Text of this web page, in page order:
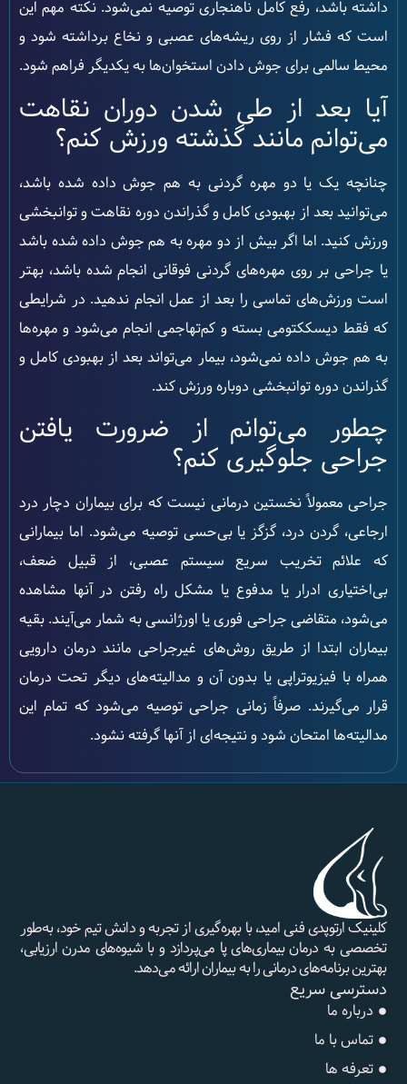
داشته باشد، رفع کامل ناهنجاری توصیه نمی‌شود. نکته مهم این
است که فشار از روی ریشه‌های عصبی و نخاع برداشته شود و
محیط سالمی برای جوش دادن استخوان‌ها به یکدیگر فراهم شود.
آیا بعد از طی شدن دوران نقاهت
می‌توانم مانند گذشته ورزش کنم؟
چنانچه یک یا دو مهره گردنی به هم جوش داده شده باشد،
می‌توانید بعد از بهبودی کامل و گذراندن دوره نقاهت و توانبخشی
ورزش کنید. اما اگر بیش از دو مهره به هم جوش داده شده باشد
یا جراحی بر روی مهره‌های گردنی فوقانی انجام شده باشد، بهتر
است ورزش‌های تماسی را بعد از عمل انجام ندهید. در شرایطی
که فقط دیسککتومی بسته و کم‌تهاجمی انجام می‌شود و مهره‌ها
به هم جوش داده نمی‌شود، بیمار می‌تواند بعد از بهبودی کامل و
گذراندن دوره توانبخشی دوباره ورزش کند.
چطور می‌توانم از ضرورت یافتن
جراحی جلوگیری کنم؟
جراحی معمولاً نخستین درمانی نیست که برای بیماران دچار درد
ارجاعی، گردن درد، گزگز یا بی‌حسی توصیه می‌شود. اما بیمارانی
که علائم تخریب سریع سیستم عصبی، از قبیل ضعف،
بی‌اختیاری ادرار یا مدفوع یا مشکل راه رفتن در آنها مشاهده
می‌شود، متقاضی جراحی فوری یا اورژانسی به شمار می‌آیند. بقیه
بیماران ابتدا از طریق روش‌های غیرجراحی مانند درمان دارویی
همراه با فیزیوتراپی یا بدون آن و مدالیته‌های دیگر تحت درمان
قرار می‌گیرند. صرفاً زمانی جراحی توصیه می‌شود که تمام این
مدالیته‌ها امتحان شود و نتیجه‌ای از آنها گرفته نشود.
کلینیک ارتوپدی فنی امید، با بهره‌گیری از تجربه و دانش تیم خود، به‌طور
تخصصی به درمان بیماری‌های پا می‌پردازد و با شیوه‌های مدرن ارزیابی،
بهترین برنامه‌های درمانی را به بیماران ارائه می‌دهد.
دسترسی سریع
درباره ما
تماس با ما
تعرفه ها